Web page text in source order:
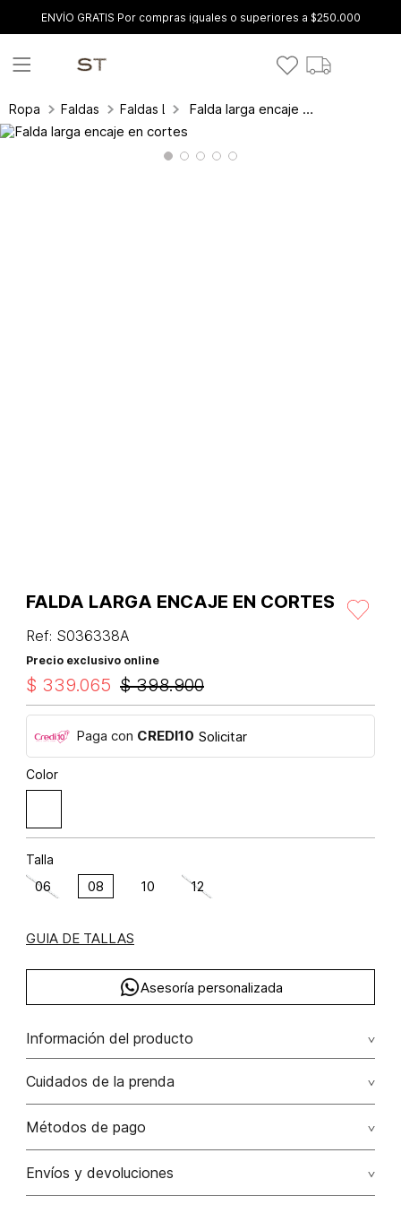
ENVÍO GRATIS Por compras iguales o superiores a $250.000
Ropa Faldas Faldas Largas Falda larga encaje en cortes
FALDA LARGA ENCAJE EN CORTES
Ref: S036338A
Precio exclusivo online
$ 398.900
$ 339.065
Paga con CREDI10 Solicitar
Color
Talla
06 08 10 12
GUIA DE TALLAS
Asesoría personalizada
Información del producto
Falda larga encaje en cortes algodón 100% 100.00%
algodón/cotton
Cuidados de la prenda
Lavar a mano por separado / no dejar en remojo / no
No usar lejia
Métodos de pago
Tarjetas de crédito: Visa, Dinners, Master Card y American
Envíos y devoluciones